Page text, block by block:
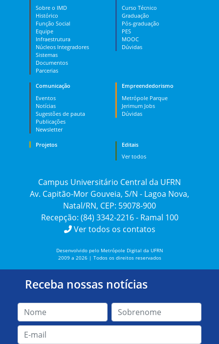
Sobre o IMD
Histórico
Função Social
Equipe
Infraestrutura
Núcleos Integradores
Sistemas
Documentos
Parcerias
Curso Técnico
Graduação
Pós-graduação
PES
MOOC
Dúvidas
Comunicação
Eventos
Notícias
Sugestões de pauta
Publicações
Newsletter
Empreendedorismo
Metrópole Parque
Jerimum Jobs
Dúvidas
Projetos
Editais
Ver todos
Campus Universitário Central da UFRN
Av. Capitão-Mor Gouveia, S/N - Lagoa Nova,
Natal/RN, CEP: 59078-900
Recepção: (84) 3342-2216 - Ramal 100
Ver todos os contatos
Desenvolvido pelo Metrópole Digital da UFRN
2009 a 2026 | Todos os direitos reservados
Receba nossas notícias